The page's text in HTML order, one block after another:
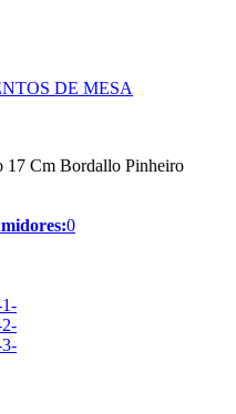
DE MESA
Cm Bordallo Pinheiro
0